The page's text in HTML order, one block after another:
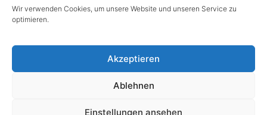
Wir verwenden Cookies, um unsere Website und unseren Service zu
optimieren.
Akzeptieren
Ablehnen
Einstellungen ansehen
www.ecoplus.at